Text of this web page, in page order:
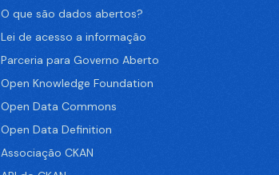
O que são dados abertos?
Lei de acesso a informação
Parceria para Governo Aberto
Open Knowledge Foundation
Open Data Commons
Open Data Definition
Associação CKAN